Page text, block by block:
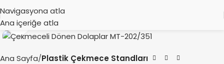
Navigasyona atla
Ana içeriğe atlaBüyütmek için tıklayın
Ana Sayfa Plastik Çekmece Standları